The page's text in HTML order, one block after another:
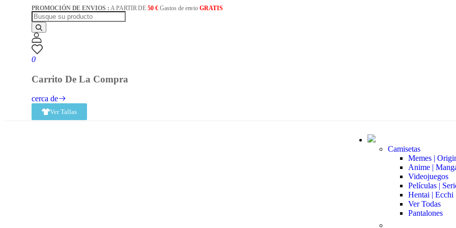
PROMOCIÓN DE ENVIOS : A PARTIR DE50 € Gastos de envioGRATIS
0
Carrito De La Compra
cerca de
Ver Tallas
Camisetas
Memes |
Anime |
Videojuegos
Películas |
Hentai | Ecchi
Ver Todas
Pantalones